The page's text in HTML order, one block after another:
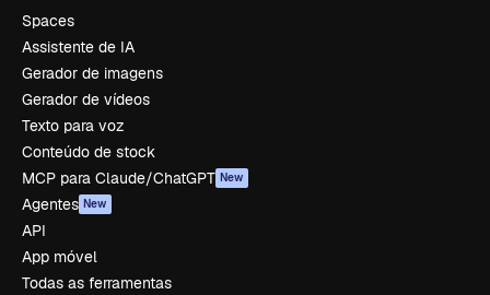
Spaces
Assistente de IA
Gerador de imagens
Gerador de vídeos
Texto para voz
Conteúdo de stock
MCP para Claude/ChatGPT New
Agentes New
API
App móvel
Todas as ferramentas